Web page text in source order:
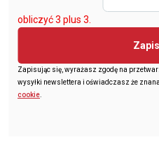
obliczyć 3 plus 3.
Zapisując się, wyrażasz zgodę na
wysyłki newslettera i oświadczasz że
cookie.